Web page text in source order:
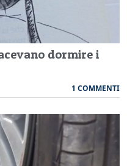
dormire i
1 COMMENTI